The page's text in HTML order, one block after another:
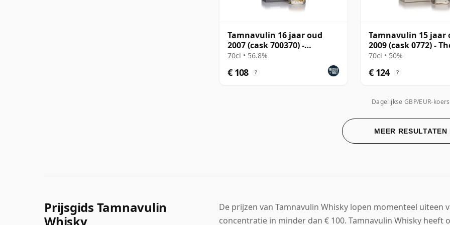
Tamnavulin 16 jaar oud
2007 (cask 700370) -
Connoisseurs Choice
70cl • 56.8%
€ 108 ?
Tamnavulin 15 jaar
2009 (cask 0772) -
Cooper's Choice
70cl • 50%
€ 124 ?
MEER
Dagelijkse GBP/EUR-koers
Prijsgids Tamnavulin
Whisky
De prijzen van Tamnavulin Whisky lopen momenteel uiteen
concentratie in minder dan € 100. Tamnavulin Whisky heeft